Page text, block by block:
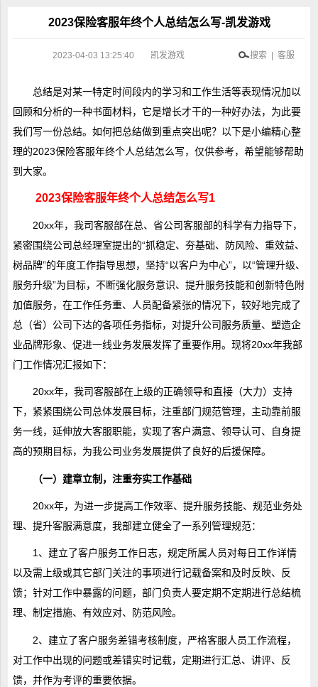
2023保险客服年终个人总结怎么写-凯发游戏
2023-04-03 13:25:40 凯发游戏 搜索 | 客服
总结是对某一特定时间段内的学习和工作生活等表现情况加以
回顾和分析的一种书面材料，它是增长才干的一种好办法，为此要
我们写一份总结。如何把总结做到重点突出呢？以下是小编精心整
理的2023保险客服年终个人总结怎么写，仅供参考，希望能够帮助
到大家。
2023保险客服年终个人总结怎么写1
20xx年，我司客服部在总、省公司客服部的科学有力指导下，
紧密围绕公司总经理室提出的“抓稳定、夯基础、防风险、重效益、
树品牌”的年度工作指导思想，坚持“以客户为中心”，以“管理升级、
服务升级”为目标，不断强化服务意识、提升服务技能和创新特色附
加值服务，在工作任务重、人员配备紧张的情况下，较好地完成了
总（省）公司下达的各项任务指标，对提升公司服务质量、塑造企
业品牌形象、促进一线业务发展发挥了重要作用。现将20xx年我部
门工作情况汇报如下：
20xx年，我司客服部在上级的正确领导和直接（大力）支持
下，紧紧围绕公司总体发展目标，注重部门规范管理，主动靠前服
务一线，延伸放大客服职能，实现了客户满意、领导认可、自身提
高的预期目标，为我公司业务发展提供了良好的后援保障。
（一）建章立制，注重夯实工作基础
20xx年，为进一步提高工作效率、提升服务技能、规范业务处
理、提升客服满意度，我部建立健全了一系列管理规范：
1、建立了客户服务工作日志，规定所属人员对每日工作详情
以及需上级或其它部门关注的事项进行记载备案和及时反映、反
馈；针对工作中暴露的问题，部门负责人要定期不定期进行总结梳
理、制定措施、有效应对、防范风险。
2、建立了客户服务差错考核制度，严格客服人员工作流程，
对工作中出现的问题或差错实时记载，定期进行汇总、讲评、反
馈，并作为考评的重要依据。